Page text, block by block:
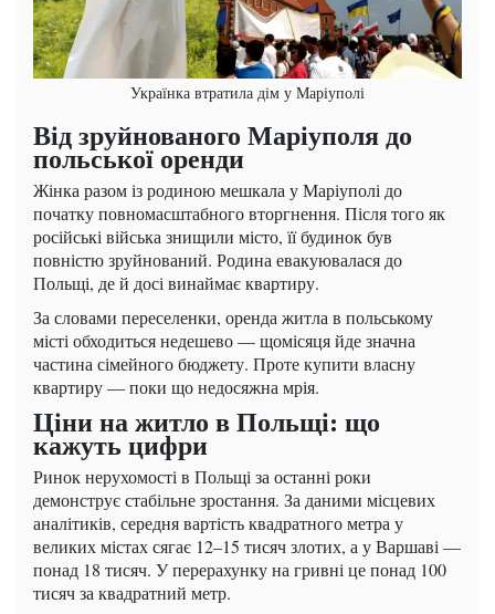
Українка втратила дім у Маріуполі
Від зруйнованого Маріуполя до
польської оренди
Жінка разом із родиною мешкала у Маріуполі до
початку повномасштабного вторгнення. Після того як
російські війська знищили місто, її будинок був
повністю зруйнований. Родина евакуювалася до
Польщі, де й досі винаймає квартиру.
За словами переселенки, оренда житла в польському
місті обходиться недешево — щомісяця йде значна
частина сімейного бюджету. Проте купити власну
квартиру — поки що недосяжна мрія.
Ціни на житло в Польщі: що
кажуть цифри
Ринок нерухомості в Польщі за останні роки
демонструє стабільне зростання. За даними місцевих
аналітиків, середня вартість квадратного метра у
великих містах сягає 12–15 тисяч злотих, а у Варшаві —
понад 18 тисяч. У перерахунку на гривні це понад 100
тисяч за квадратний метр.